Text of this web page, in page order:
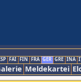
FAI FIN FRA GER GRE INA
Meldekartei